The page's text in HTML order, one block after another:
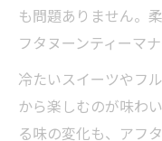
も問題ありません。
フタヌーンティーマ
冷たいスイーツやフ
から楽しむのが味わ
る味の変化も、アフ